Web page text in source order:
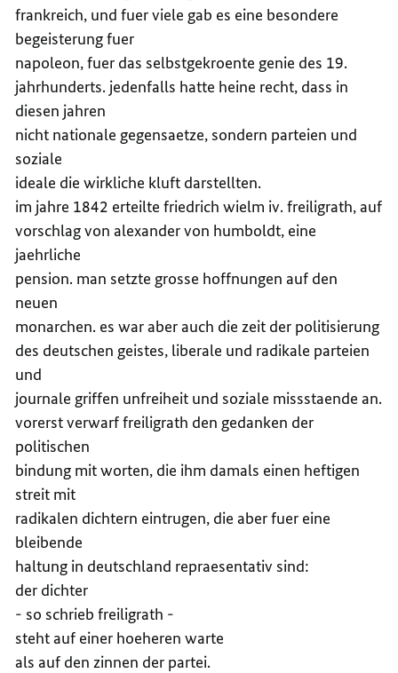
frankreich, und fuer viele gab es eine besondere
begeisterung fuer
napoleon, fuer das selbstgekroente genie des 19.
jahrhunderts. jedenfalls hatte heine recht, dass in
diesen jahren
nicht nationale gegensaetze, sondern parteien und
soziale
ideale die wirkliche kluft darstellten.
im jahre 1842 erteilte friedrich wielm iv. freiligrath, auf
vorschlag von alexander von humboldt, eine
jaehrliche
pension. man setzte grosse hoffnungen auf den
neuen
monarchen. es war aber auch die zeit der politisierung
des deutschen geistes, liberale und radikale parteien
und
journale griffen unfreiheit und soziale missstaende an.
vorerst verwarf freiligrath den gedanken der
politischen
bindung mit worten, die ihm damals einen heftigen
streit mit
radikalen dichtern eintrugen, die aber fuer eine
bleibende
haltung in deutschland repraesentativ sind:
der dichter
- so schrieb freiligrath -
steht auf einer hoeheren warte
als auf den zinnen der partei.